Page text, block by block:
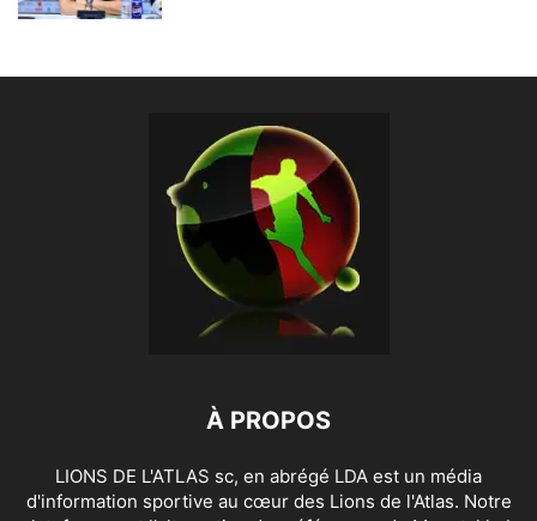
À PROPOS
LIONS DE L'ATLAS sc, en abrégé LDA est un média
d'information sportive au cœur des Lions de l'Atlas. Notre